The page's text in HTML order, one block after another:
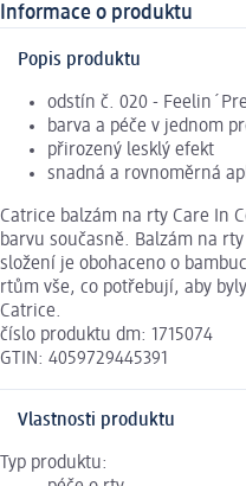
Informace o produktu
Popis produktu
odstín č. 020 -
barva a péče v jednom
přirozený lesklý efekt
snadná a rovnoměrná
Catrice balzám na rty Care In
barvu současně. Balzám na
složení je obohaceno o
rtům vše, co potřebují, aby
Catrice.
číslo produktu dm: 1715074
GTIN: 4059729445391
Vlastnosti produktu
Typ produktu: